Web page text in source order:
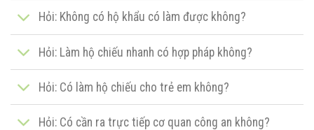
Hỏi: Không có hộ khẩu có làm được không?
Hỏi: Làm hộ chiếu nhanh có hợp pháp không?
Hỏi: Có làm hộ chiếu cho trẻ em không?
Hỏi: Có cần ra trực tiếp cơ quan công an không?